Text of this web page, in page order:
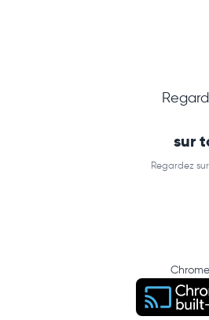
sur
Regardez